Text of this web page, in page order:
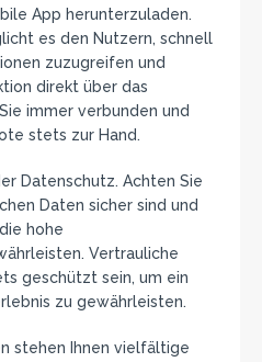
App herunterzuladen.
es den Nutzern, schnell
zuzugreifen und
direkt über das
immer verbunden und
stets zur Hand.
Datenschutz. Achten Sie
Daten sicher sind und
hohe
Vertrauliche
geschützt sein, um ein
zu gewährleisten.
stehen Ihnen vielfältige